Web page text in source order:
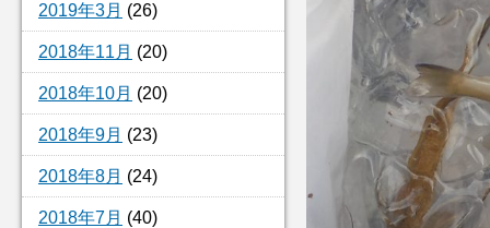
2019年3月 (26)
2018年11月 (20)
2018年10月 (20)
2018年9月 (23)
2018年8月 (24)
2018年7月 (40)